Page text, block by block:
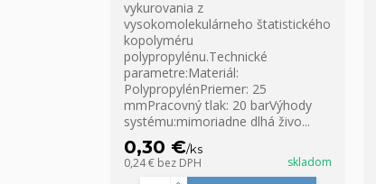
vykurovania z
vysokomolekulárneho štatistického
kopolyméru
polypropylénu.Technické
parametre:Materiál:
PolypropylénPriemer: 25
mmPracovný tlak: 20 barVýhody
systému:mimoriadne dlhá živo...
0,30 €/ks
0,24 € bez DPH skladom